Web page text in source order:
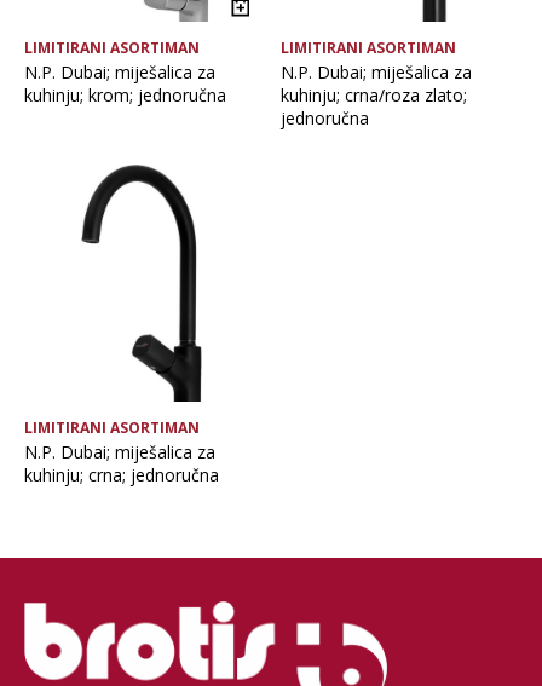
LIMITIRANI ASORTIMAN
N.P. Dubai; miješalica za
kuhinju; krom; jednoručna
LIMITIRANI ASORTIMAN
N.P. Dubai; miješalica za
kuhinju; crna/roza zlato;
jednoručna
LIMITIRANI ASORTIMAN
N.P. Dubai; miješalica za
kuhinju; crna; jednoručna